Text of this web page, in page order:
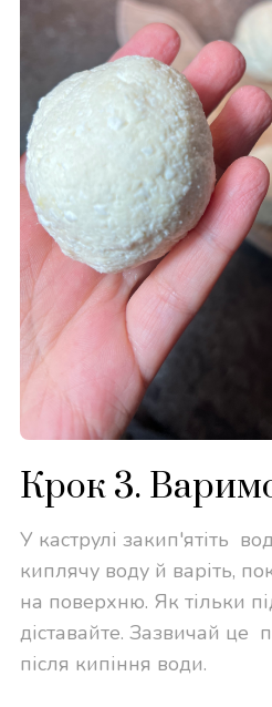
Крок 3.
У каструлі закип'ятіть
киплячу воду й варіть,
на поверхню. Як тільки
діставайте. Зазвичай це
після кипіння води.